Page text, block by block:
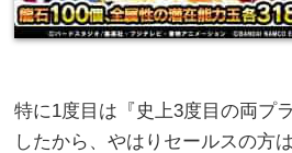
特に1度目は『史上3度目の両プ
したから、やはりセールスの方